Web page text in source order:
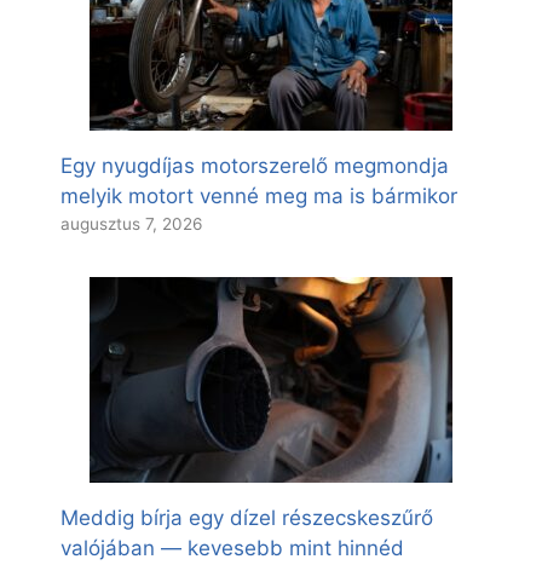
Egy nyugdíjas motorszerelő megmondja
melyik motort venné meg ma is bármikor
augusztus 7, 2026
Meddig bírja egy dízel részecskeszűrő
valójában — kevesebb mint hinnéd